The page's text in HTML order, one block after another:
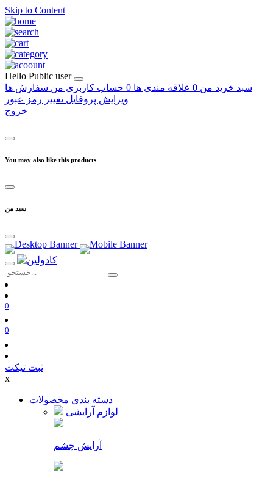
Skip to Content
Hello Public user
سبد خرید من 0 علاقه مندی ها 0 حساب کاربری من سفارش ها
ویرایش پروفایل تغییر رمز عبور
خروج
You may also like this products
سبد من
0
0
ثبت تیکت
x
دسته بندی محصولات
لوازم آرایشی
آرایش چشم